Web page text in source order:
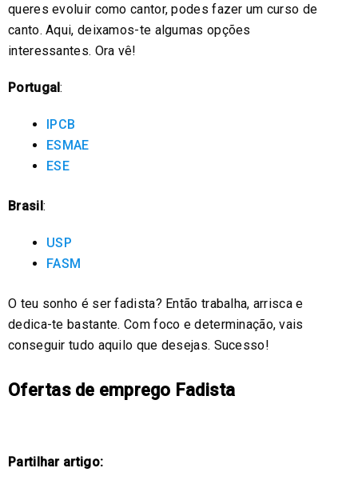
queres evoluir como cantor, podes fazer um curso de
canto. Aqui, deixamos-te algumas opções
interessantes. Ora vê!
Portugal:
IPCB
ESMAE
ESE
Brasil :
USP
FASM
O teu sonho é ser fadista? Então trabalha, arrisca e
dedica-te bastante. Com foco e determinação, vais
conseguir tudo aquilo que desejas. Sucesso!
Ofertas de emprego Fadista
Partilhar artigo: